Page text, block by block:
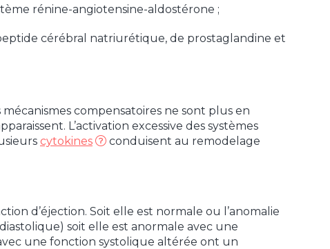
rénine-angiotensine-aldostérone ;
cérébral natriurétique, de prostaglandine et
compensatoires ne sont plus en
L’activation excessive des systèmes
cytokines
conduisent au remodelage
d’éjection. Soit elle est normale ou l’anomalie
soit elle est anormale avec une
une fonction systolique altérée ont un